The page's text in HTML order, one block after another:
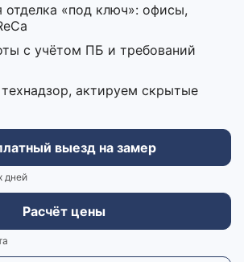
отделка «под ключ»: офисы,
с учётом ПБ и требований
актируем скрытые
выезд на замер
дней
Расчёт цены